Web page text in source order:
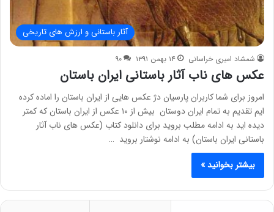
آثار باستانی و ارزش های تاریخی
شمشاد امیری خراسانی ۱۴ بهمن ۱۳۹۱ ۹۰
عکس های ناب آثار باستانی ایران باستان
امروز برای شما کاربران پارسیان دژ عکس هایی از ایران باستان را اماده کرده
ایم تقدیم به تمام ایران دوستان بیش از ۱۰ عکس از ایران باستان که کمتر
دیده اید به ادامه مطلب بروید برای دانلود کتاب (عکس های ناب آثار
باستانی ایران باستان) به ادامه نوشتار بروید …
بیشتر بخوانید »